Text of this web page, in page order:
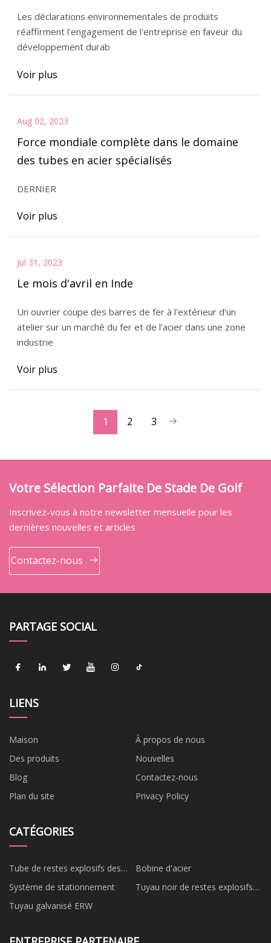
Les déclarations environnementales de produits
réaffirment l'engagement de l'entreprise en faveur du
développement durab
Voir plus
Aug 02, 2023
Force mondiale complète dans le domaine
des tubes en acier spécialisés
DERNIER
Voir plus
Jul 31, 2023
Le mois d'avril en Inde
Un ouvrier coupe des barres de fer à l'extérieur d'un
atelier sur un marché du fer et de l'acier dans une zone
industrie
Voir plus
1 2 3
Votre Sélection Parfaite De Stade De Golf
Inscrivez-vous à notre newsletter mensuelle pour les
dernières nouvelles et articles
Contactez-nous
PARTAGE SOCIAL
LIENS
Maison
À propos de nous
Des produits
Nouvelles
Blog
Contactez-nous
Plan du site
Privacy Policy
CATÉGORIES
Tube de restes explosifs des
guerres
Bobine d'acier
Système de stationnement
Tuyau noir de restes explosifs
Tuyau galvanisé ERW